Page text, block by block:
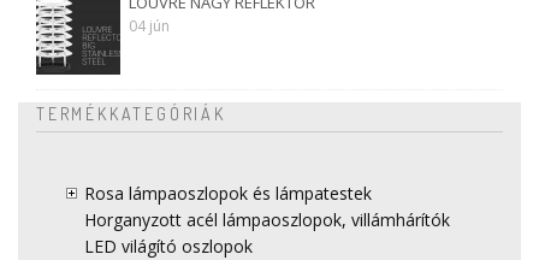
04 jún
TERMÉKKATEGÓRIÁK
Rosa lámpaoszlopok és lámpatestek
Horganyzott acél lámpaoszlopok, villámhárítók
LED világító oszlopok